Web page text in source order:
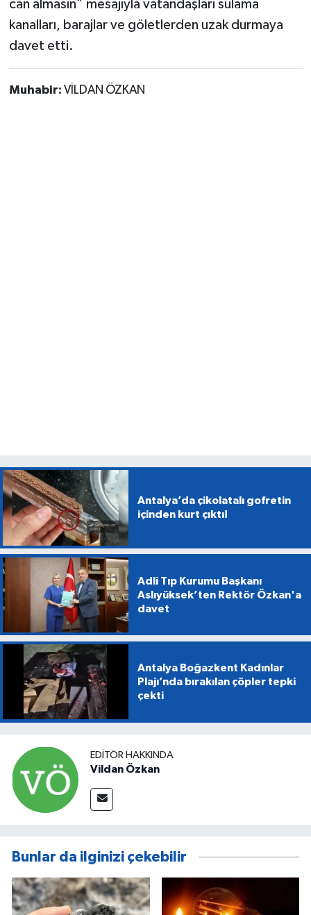
can almasın” mesajıyla vatandaşları sulama
kanalları, barajlar ve göletlerden uzak durmaya
davet etti.
Muhabir: VİLDAN ÖZKAN
Antalya’da çikolatalı gofretin
içinden kurt çıktı!
Adli Tıp Kurumu Başkanı
Aslıyüksek’ten Rektör Özkan'a
davet
Antalya Boğazkent Kadınlar
Plajı’nda bırakılan çöpler tepki
çekti
EDITÖR HAKKINDA
Vildan Özkan
Bunlar da ilginizi çekebilir